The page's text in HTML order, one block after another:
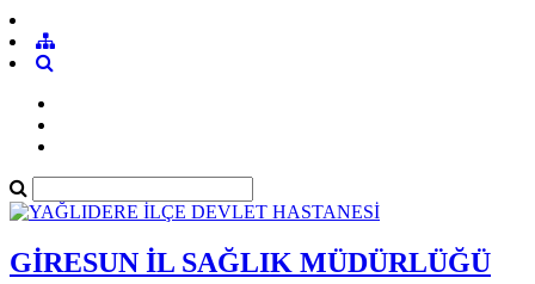
GİRESUN İL SAĞLIK MÜDÜRLÜĞÜ